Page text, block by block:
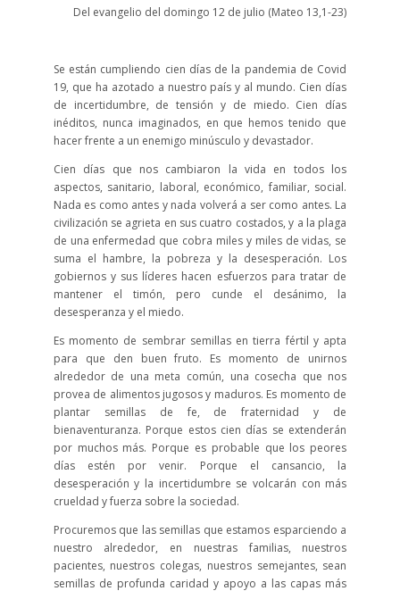
Del evangelio del domingo 12 de julio (Mateo 13,1-23)
Se están cumpliendo cien días de la pandemia de Covid
19, que ha azotado a nuestro país y al mundo. Cien días
de incertidumbre, de tensión y de miedo. Cien días
inéditos, nunca imaginados, en que hemos tenido que
hacer frente a un enemigo minúsculo y devastador.
Cien días que nos cambiaron la vida en todos los
aspectos, sanitario, laboral, económico, familiar, social.
Nada es como antes y nada volverá a ser como antes. La
civilización se agrieta en sus cuatro costados, y a la plaga
de una enfermedad que cobra miles y miles de vidas, se
suma el hambre, la pobreza y la desesperación. Los
gobiernos y sus líderes hacen esfuerzos para tratar de
mantener el timón, pero cunde el desánimo, la
desesperanza y el miedo.
Es momento de sembrar semillas en tierra fértil y apta
para que den buen fruto. Es momento de unirnos
alrededor de una meta común, una cosecha que nos
provea de alimentos jugosos y maduros. Es momento de
plantar semillas de fe, de fraternidad y de
bienaventuranza. Porque estos cien días se extenderán
por muchos más. Porque es probable que los peores
días estén por venir. Porque el cansancio, la
desesperación y la incertidumbre se volcarán con más
crueldad y fuerza sobre la sociedad.
Procuremos que las semillas que estamos esparciendo a
nuestro alrededor, en nuestras familias, nuestros
pacientes, nuestros colegas, nuestros semejantes, sean
semillas de profunda caridad y apoyo a las capas más